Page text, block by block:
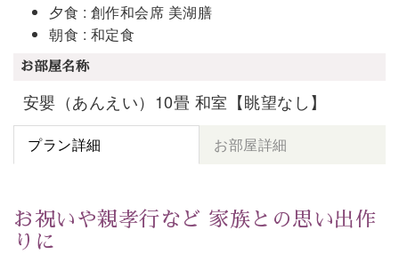
夕食 : 創作和会席 美湖膳
朝食 : 和定食
お部屋名称
安嬰（あんえい）10畳 和室【眺望なし】
プラン詳細 お部屋詳細
お祝いや親孝行など 家族との思い出作
りに